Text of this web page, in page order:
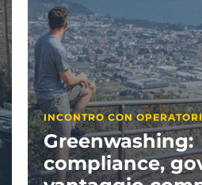
APPUNTAMENTI PARTNER
Visitate il Garda